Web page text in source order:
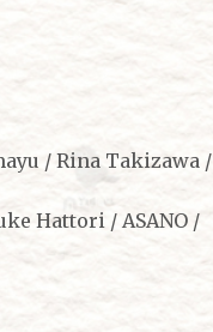
/ Rina Takizawa /
Hattori / ASANO /